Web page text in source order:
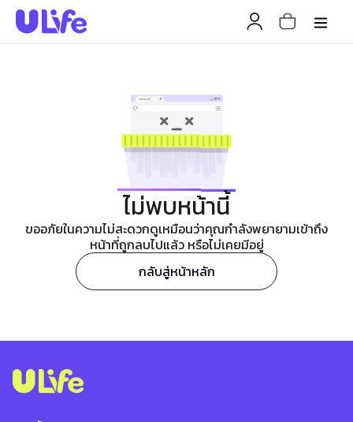
ไม่พบหน้านี้
ขออภัยในความไม่สะดวกดูเหมือนว่าคุณกำลังพยายามเข้าถึง
หน้าที่ถูกลบไปแล้ว หรือไม่เคยมีอยู่
กลับสู่หน้าหลัก